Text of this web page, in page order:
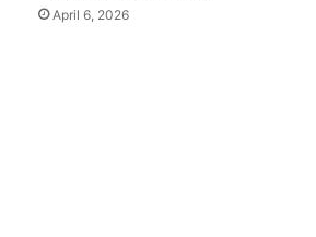
April 6, 2026